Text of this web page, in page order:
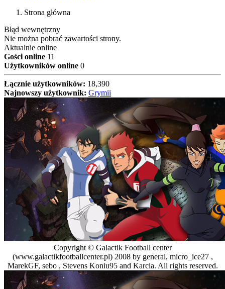
Strona główna
Błąd wewnętrzny
Nie można pobrać zawartości strony.
Aktualnie online
Gości online 11
Użytkowników online 0
Łącznie użytkowników: 18,390
Najnowszy użytkownik: Grymii
Copyright © Galactik Football center
(www.galactikfootballcenter.pl) 2008 by general, micro_ice27 ,
MarekGF, sebo , Stevens Koniu95 and Karcia. All rights reserved.